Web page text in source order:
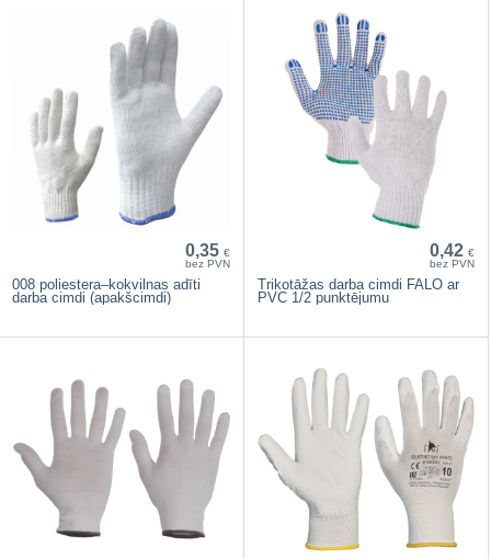
0,35 €
bez PVN
008 poliestera–kokvilnas adīti
darba cimdi (apakšcimdi)
0,42 €
bez PVN
Trikotāžas darba cimdi FALO ar
PVC 1/2 punktējumu